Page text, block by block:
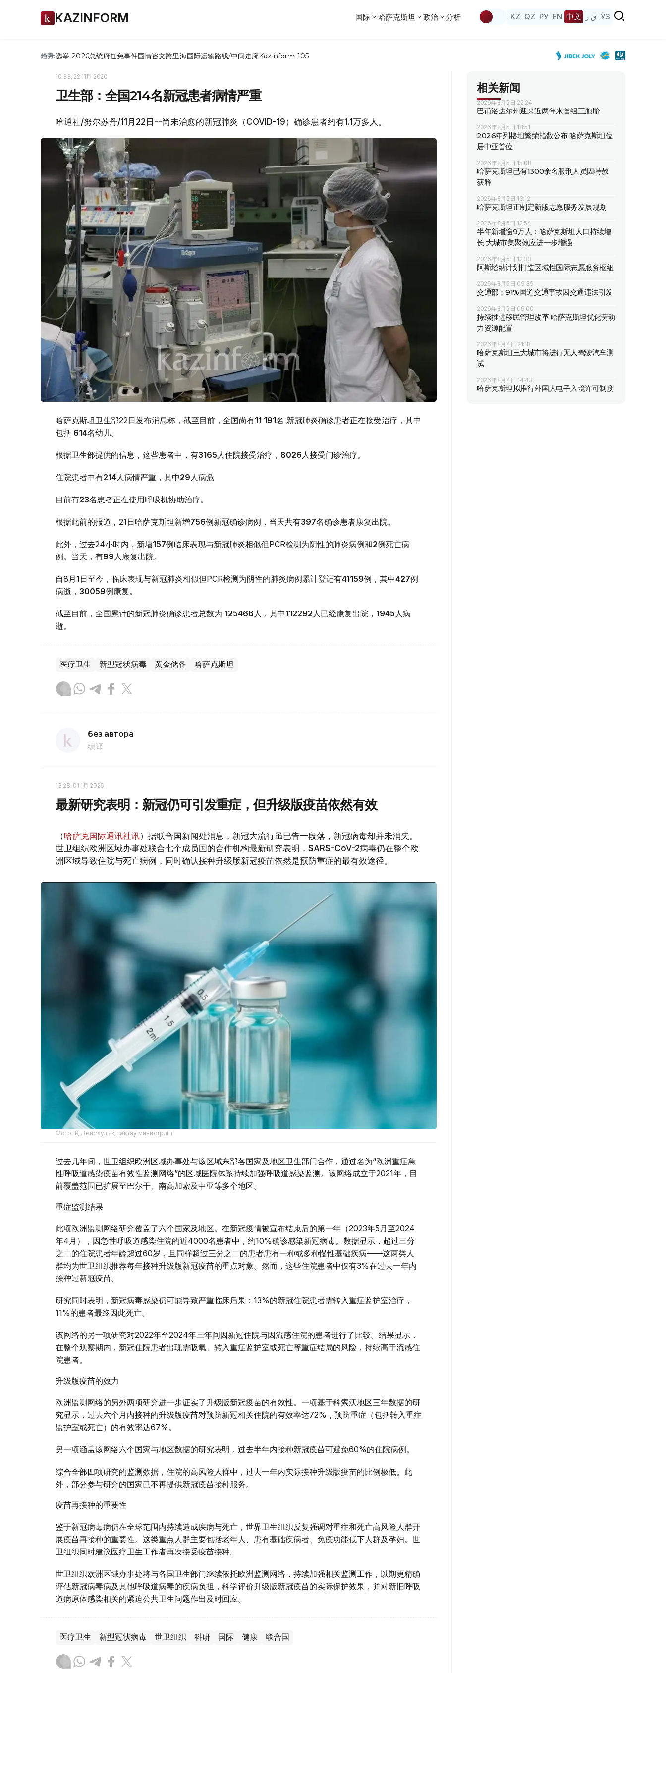
KAZINFORM 国际 哈萨克斯坦 政治 分析 KZ QZ РУ EN 中文 ق ز ЎЗ
趋势:选举-2026总统府任免事件国情咨文跨里海国际运输路线/中间走廊Kazinform-105
10:33, 22 11月 2020
卫生部：全国214名新冠患者病情严重
哈通社/努尔苏丹/11月22日--尚未治愈的新冠肺炎（COVID-19）确诊患者约有1.1万多人。
哈萨克斯坦卫生部22日发布消息称，截至目前，全国尚有11 191名 新冠肺炎确诊患者正在接受治疗，其中
包括 614名幼儿。
根据卫生部提供的信息，这些患者中，有3165人住院接受治疗， 8026人接受门诊治疗。
住院患者中有214人病情严重，其中29人病危
目前有23名患者正在使用呼吸机协助治疗。
根据此前的报道，21日哈萨克斯坦新增756例新冠确诊病例，当天共有397名确诊患者康复出院。
此外，过去24小时内，新增157例临床表现与新冠肺炎相似但PCR检测为阴性的肺炎病例和2例死亡病
例。当天，有99人康复出院。
自8月1日至今，临床表现与新冠肺炎相似但PCR检测为阴性的肺炎病例累计登记有41159例，其中427例
病逝， 30059例康复。
截至目前，全国累计的新冠肺炎确诊患者总数为 125466人，其中112292人已经康复出院， 1945人病
逝。
医疗卫生 新型冠状病毒 黄金储备 哈萨克斯坦
без автора
编译
13:28, 01 1月 2026
最新研究表明：新冠仍可引发重症，但升级版疫苗依然有效
（哈萨克国际通讯社讯）据联合国新闻处消息，新冠大流行虽已告一段落，新冠病毒却并未消失。
世卫组织欧洲区域办事处联合七个成员国的合作机构最新研究表明，SARS-CoV-2病毒仍在整个欧
洲区域导致住院与死亡病例，同时确认接种升级版新冠疫苗依然是预防重症的最有效途径。
Фото: ҚР Денсаулық сақтау министрлігі
过去几年间，世卫组织欧洲区域办事处与该区域东部各国家及地区卫生部门合作，通过名为“欧洲重症急
性呼吸道感染疫苗有效性监测网络”的区域医院体系持续加强呼吸道感染监测。该网络成立于2021年，目
前覆盖范围已扩展至巴尔干、南高加索及中亚等多个地区。
重症监测结果
此项欧洲监测网络研究覆盖了六个国家及地区。在新冠疫情被宣布结束后的第一年（2023年5月至2024
年4月），因急性呼吸道感染住院的近4000名患者中，约10%确诊感染新冠病毒。数据显示，超过三分
之二的住院患者年龄超过60岁，且同样超过三分之二的患者患有一种或多种慢性基础疾病——这两类人
群均为世卫组织推荐每年接种升级版新冠疫苗的重点对象。然而，这些住院患者中仅有3%在过去一年内
接种过新冠疫苗。
研究同时表明，新冠病毒感染仍可能导致严重临床后果：13%的新冠住院患者需转入重症监护室治疗，
11%的患者最终因此死亡。
该网络的另一项研究对2022年至2024年三年间因新冠住院与因流感住院的患者进行了比较。结果显示，
在整个观察期内，新冠住院患者出现需吸氧、转入重症监护室或死亡等重症结局的风险，持续高于流感住
院患者。
升级版疫苗的效力
欧洲监测网络的另外两项研究进一步证实了升级版新冠疫苗的有效性。一项基于科索沃地区三年数据的研
究显示，过去六个月内接种的升级版疫苗对预防新冠相关住院的有效率达72%，预防重症（包括转入重症
监护室或死亡）的有效率达67%。
另一项涵盖该网络六个国家与地区数据的研究表明，过去半年内接种新冠疫苗可避免60%的住院病例。
综合全部四项研究的监测数据，住院的高风险人群中，过去一年内实际接种升级版疫苗的比例极低。此
外，部分参与研究的国家已不再提供新冠疫苗接种服务。
疫苗再接种的重要性
鉴于新冠病毒病仍在全球范围内持续造成疾病与死亡，世界卫生组织反复强调对重症和死亡高风险人群开
展疫苗再接种的重要性。这类重点人群主要包括老年人、患有基础疾病者、免疫功能低下人群及孕妇。世
卫组织同时建议医疗卫生工作者再次接受疫苗接种。
世卫组织欧洲区域办事处将与各国卫生部门继续依托欧洲监测网络，持续加强相关监测工作，以期更精确
评估新冠病毒病及其他呼吸道病毒的疾病负担，科学评价升级版新冠疫苗的实际保护效果，并对新旧呼吸
道病原体感染相关的紧迫公共卫生问题作出及时回应。
医疗卫生 新型冠状病毒 世卫组织 科研 国际 健康 联合国
相关新闻
2026年8月5日 22:24
巴甫洛达尔州迎来近两年来首组三胞胎
2026年8月5日 18:51
2026年列格坦繁荣指数公布 哈萨克斯坦位
居中亚首位
2026年8月5日 15:08
哈萨克斯坦已有1300余名服刑人员因特赦
获释
2026年8月5日 13:12
哈萨克斯坦正制定新版志愿服务发展规划
2026年8月5日 12:54
半年新增逾9万人：哈萨克斯坦人口持续增
长 大城市集聚效应进一步增强
2026年8月5日 12:33
阿斯塔纳计划打造区域性国际志愿服务枢纽
2026年8月5日 09:39
交通部：91%国道交通事故因交通违法引发
2026年8月5日 09:00
持续推进移民管理改革 哈萨克斯坦优化劳动
力资源配置
2026年8月4日 21:18
哈萨克斯坦三大城市将进行无人驾驶汽车测
试
2026年8月4日 14:43
哈萨克斯坦拟推行外国人电子入境许可制度